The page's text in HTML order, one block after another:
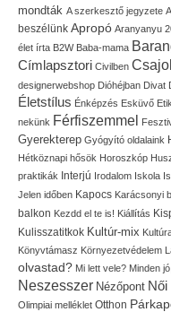
mondták A szerkesztő jegyzete
beszélünk Apropó Aranyanyu
élet írta B2W Baba-mama
Címlapsztori Civilben
designerwebshop Dióhéjban Divat
Életstílus Énképzés Esküvő
nekünk Férfiszemmel
Gyerekterep Gyógyító oldalaink
Hétköznapi hősök Horoszkóp
praktikák Interjú Irodalom Iskola
Jelen időben Kapocs Karácsonyi
balkon Kezdd el te is! Kiállítás
Kulisszatitkok Kultúr-mix
Könyvtámasz Környezetvédelem
olvastad? Mi lett vele? Minden
Neszesszer Nézőpont Női
Olimpiai melléklet Otthon